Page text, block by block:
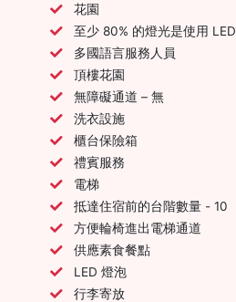
花園
至少 80% 的燈光是使用
多國語言服務人員
頂樓花園
無障礙通道 – 無
洗衣設施
櫃台保險箱
禮賓服務
電梯
抵達住宿前的台階數量 - 10
方便輪椅進出電梯通道
供應素食餐點
LED 燈泡
行李寄放